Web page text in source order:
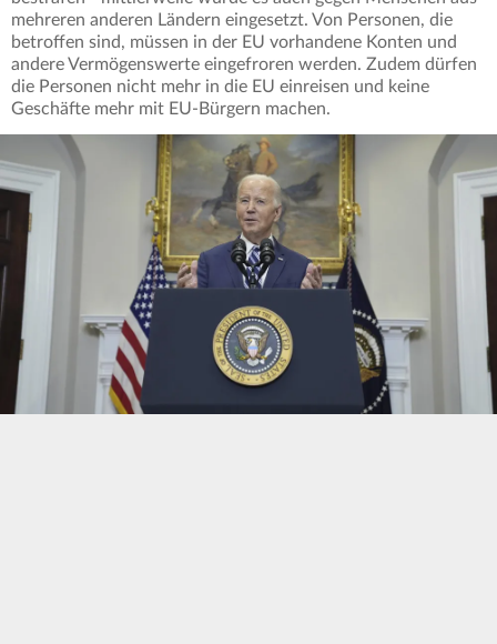
mehreren anderen Ländern eingesetzt. Von Personen, die
betroffen sind, müssen in der EU vorhandene Konten und
andere Vermögenswerte eingefroren werden. Zudem dürfen
die Personen nicht mehr in die EU einreisen und keine
Geschäfte mehr mit EU-Bürgern machen.